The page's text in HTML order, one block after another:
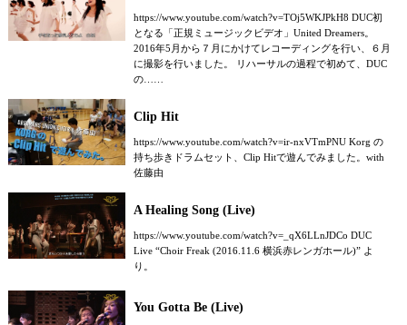
https://www.youtube.com/watch?v=TOj5WKJPkH8 DUC初
となる「正規ミュージックビデオ」United Dreamers。
2016年5月から７月にかけてレコーディングを行い、６月
に撮影を行いました。 リハーサルの過程で初めて、DUC
の……
Clip Hit
https://www.youtube.com/watch?v=ir-nxVTmPNU Korg の
持ち歩きドラムセット、Clip Hitで遊んでみました。with
佐藤由
A Healing Song (Live)
https://www.youtube.com/watch?v=_qX6LLnJDCo DUC
Live “Choir Freak (2016.11.6 横浜赤レンガホール)” よ
り。
You Gotta Be (Live)